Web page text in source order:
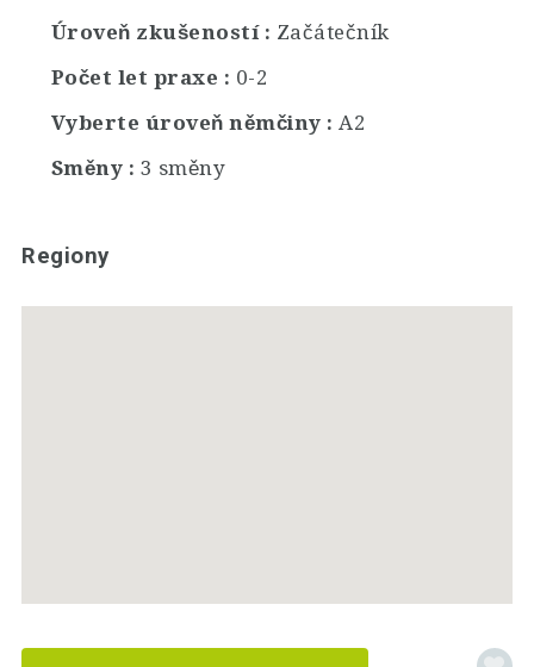
Úroveň zkušeností
Začátečník
Počet let praxe
0-2
Vyberte úroveň němčiny
A2
Směny
3 směny
Regiony